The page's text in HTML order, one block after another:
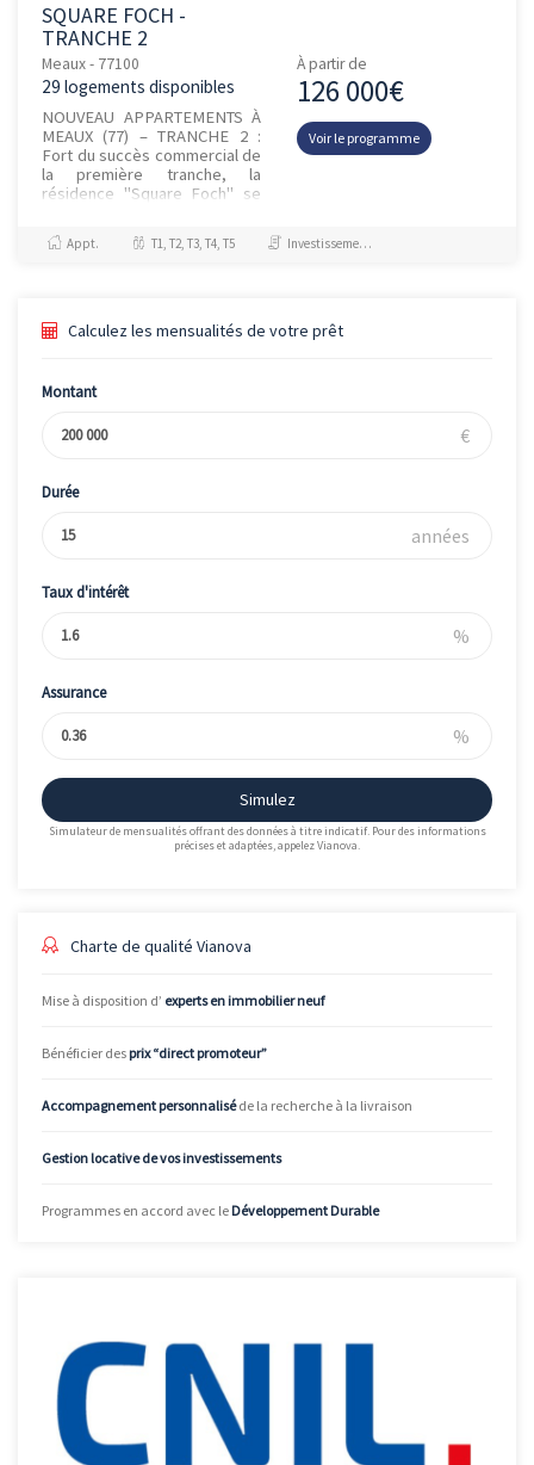
SQUARE FOCH -
TRANCHE 2
Meaux - 77100
29 logements disponibles
NOUVEAU APPARTEMENTS À
MEAUX (77) – TRANCHE 2 :
Fort du succès commercial de
la première tranche, la
résidence "Square Foch" se
tranche et de beaux
appartements au...
À partir de
126 000€
Voir le programme
Appt. T1, T2, T3, T4, T5 Investissement et Défiscalisation, Jeanbrun
Calculez les mensualités de votre prêt
Montant
€
Durée
années
Taux d'intérêt
%
Assurance
%
Simulez
Simulateur de mensualités offrant des données à titre indicatif. Pour des informations
précises et adaptées, appelez Vianova.
Charte de qualité Vianova
Mise à disposition d’ experts en immobilier neuf
Bénéficier des prix “direct promoteur”
Accompagnement personnaliséde la recherche à la livraison
Gestion locative de vos investissements
Programmes en accord avec le Développement Durable